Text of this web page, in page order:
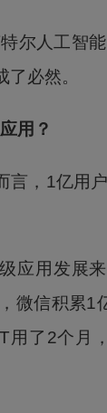
尔人工智
必然。
用？
言，1亿用
应用发展
微信积累1
用了2个月